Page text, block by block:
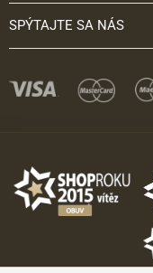
SPÝTAJTE SA NÁS